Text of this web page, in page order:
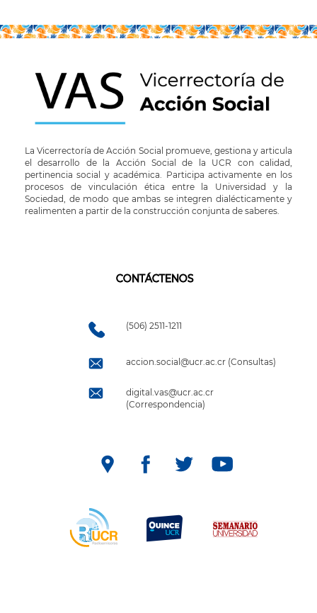
La Vicerrectoría de Acción Social promueve, gestiona y articula
el desarrollo de la Acción Social de la UCR con calidad,
pertinencia social y académica. Participa activamente en los
procesos de vinculación ética entre la Universidad y la
Sociedad, de modo que ambas se integren dialécticamente y
realimenten a partir de la construcción conjunta de saberes.
CONTÁCTENOS
(506) 2511-1211
accion.social@ucr.ac.cr (Consultas)
digital.vas@ucr.ac.cr
(Correspondencia)